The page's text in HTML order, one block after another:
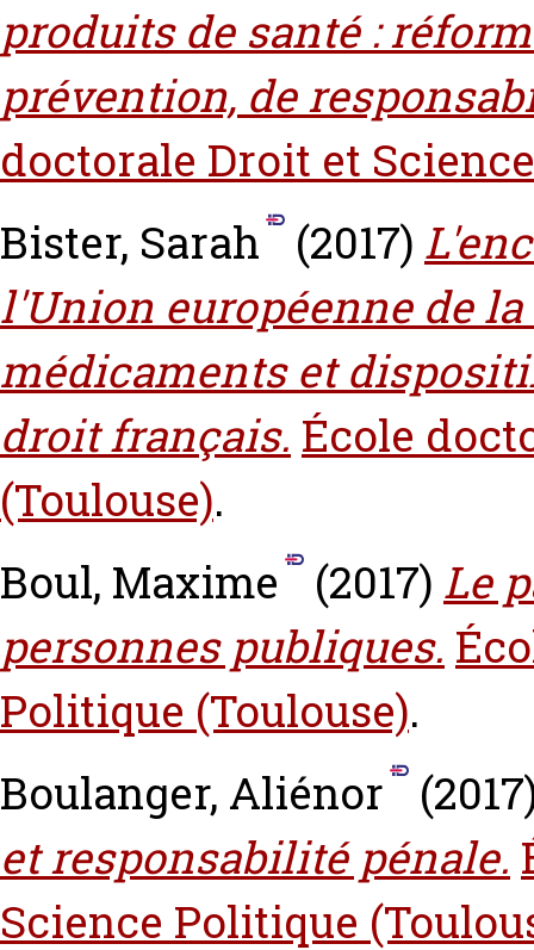
produits de santé :
prévention, de
doctorale Droit et
Bister, Sarah
(2017)
l'Union européenne de
médicaments et
droit français. École
(Toulouse).
Boul, Maxime
(2017) Le
personnes publiques.
Politique (Toulouse).
Boulanger, Aliénor
et responsabilité pénale.
Science Politique